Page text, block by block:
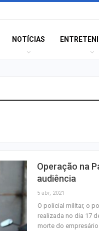
NOTÍCIAS
Operação na
audiência
5 abr, 2021
O policial militar, o
realizada no dia 17
morte do